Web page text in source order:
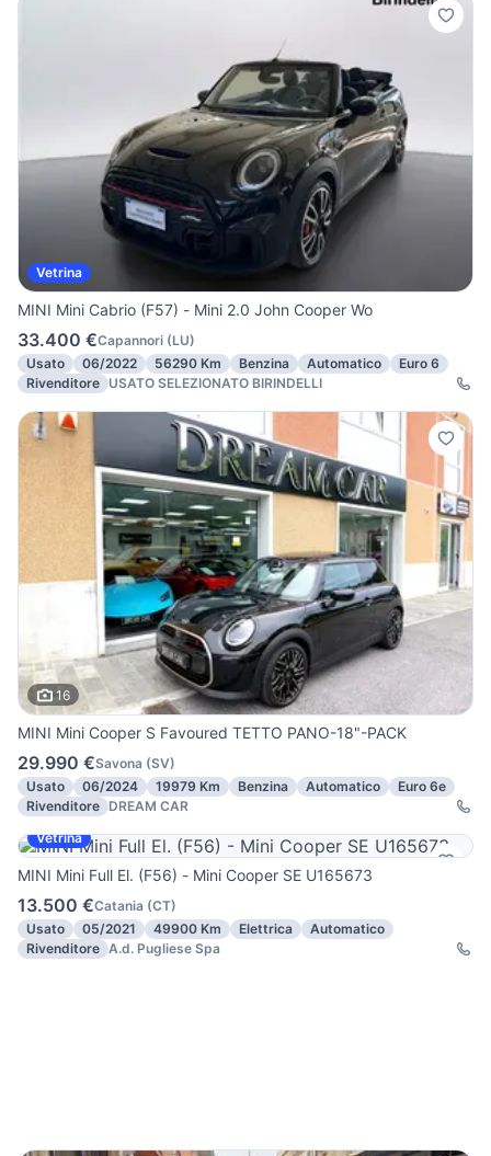
Vetrina
MINI Mini Cabrio (F57) - Mini 2.0 John Cooper Wo
33.400 €Capannori (LU)
Usato
06/2022 56290 Km Benzina Automatico
Euro 6
Rivenditore USATO SELEZIONATO BIRINDELLI
16
MINI Mini Cooper S Favoured TETTO PANO-18"-PACK
29.990 €Savona (SV)
Usato
06/2024 19979 Km Benzina Automatico
Euro 6e
Rivenditore DREAM CAR
Vetrina
MINI Mini Full El. (F56) - Mini Cooper SE U165673
13.500 €Catania (CT)
Usato
05/2021 49900 Km Elettrica
Automatico
Rivenditore A.d. Pugliese Spa